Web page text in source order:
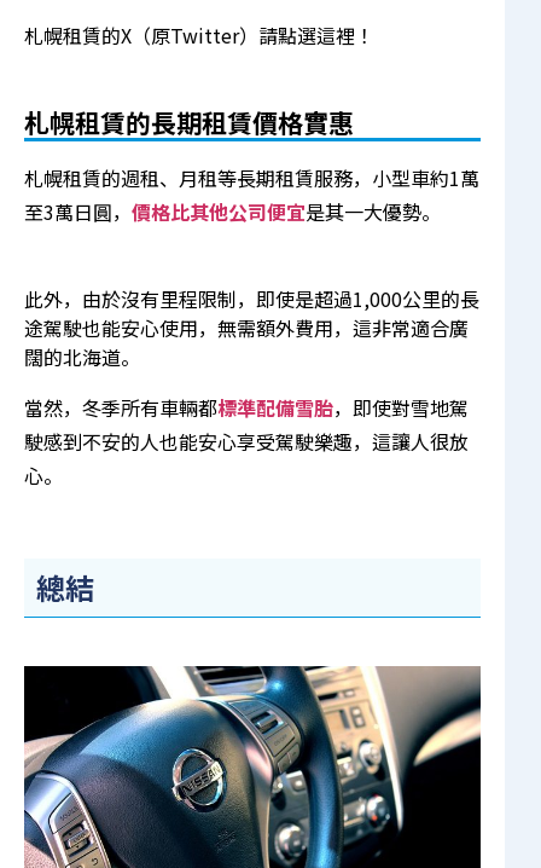
札幌租賃的X（原Twitter）請點選這裡 ！
札幌租賃的長期租賃價格實惠
札幌租賃的週租、月租等長期租賃服務，小型車約1萬
至3萬日圓， 價格比其他公司便宜是其一大優勢。
此外，由於沒有里程限制，即使是超過1,000公里的長
途駕駛也能安心使用，無需額外費用，這非常適合廣
闊的北海道。
當然，冬季所有車輛都標準配備雪胎，即使對雪地駕
駛感到不安的人也能安心享受駕駛樂趣，這讓人很放
心。
總結